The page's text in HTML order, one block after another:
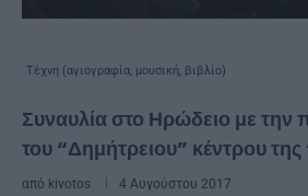
Τέχνη (αγιογραφία, μουσική, βιβλίο)
Συναυλία στο Ηρώδειο με την
του “Δημήτρειου” κέντρου
από kivotos 4 Αυγούστου 2017